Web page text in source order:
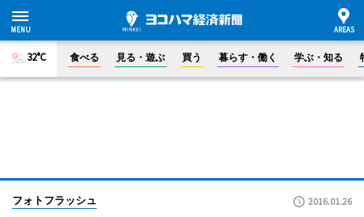
32°C 食べる 見る・遊ぶ 買う 暮らす・働く 学ぶ・知る
フォトフラッシュ 2016.01.26